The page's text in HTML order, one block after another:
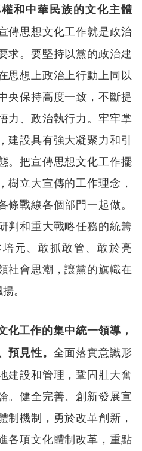
和中華民族的文化主體
傳思想文化工作就是政治
求。要堅持以黨的政治建
思想上政治上行動上同以
央保持高度一致，不斷提
力、政治執行力。牢牢掌
建設具有強大凝聚力和引
。把宣傳思想文化工作擺
樹立大宣傳的工作理念，
戰線各個部門一起做。
判和重大戰略任務的統籌
元、敢抓敢管、敢於亮
社會思潮，讓黨的旗幟在
。
化工作的集中統一領導，
見性。 全面落實意識形
建設和管理，鞏固壯大奮
。健全完善、創新發展宣
制機制，勇於改革創新，
各項文化體制改革，重點